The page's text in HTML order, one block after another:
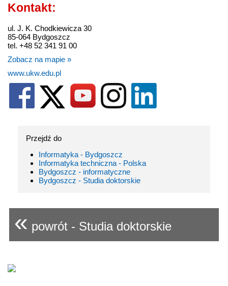
Kontakt:
ul. J. K. Chodkiewicza 30
85-064 Bydgoszcz
tel. +48 52 341 91 00
Zobacz na mapie »
www.ukw.edu.pl
Przejdź do
Informatyka - Bydgoszcz
Informatyka techniczna - Polska
Bydgoszcz - informatyczne
Bydgoszcz - Studia doktorskie
« powrót - Studia doktorskie